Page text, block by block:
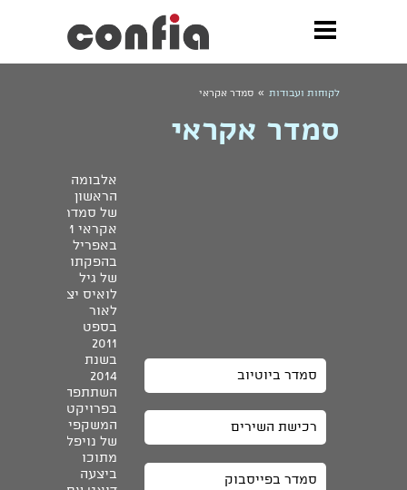
לקוחות ועבודות » סמדר אקראי
סמדר אקראי
סמדר ביוטיוב
רכישת השירים
סמדר בפייסבוק
אלבומה
הראשון
של סמדר
אקראי 1
באפריל
בהפקתו
של גיל
לואיס יצא
לאור
בספט
2011
בשנת
2014
השתתפה
בפרויקט
המשקפיים
של נויפלד,
מתוכו
ביצעה